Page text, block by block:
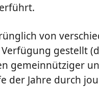
von
gestellt
gemeinnütziger
der Jahre durch